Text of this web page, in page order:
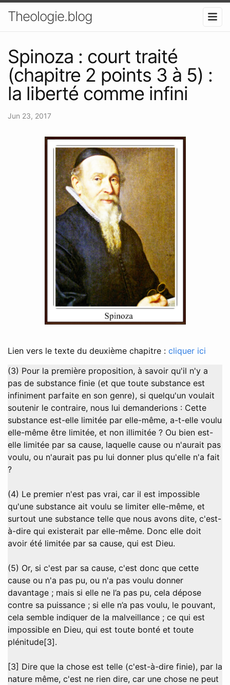
Theologie.blog
Spinoza : court traité
(chapitre 2 points 3 à 5) :
la liberté comme infini
Jun 23, 2017
Lien vers le texte du deuxième chapitre : cliquer ici
(3) Pour la première proposition, à savoir qu'il n'y a
pas de substance finie (et que toute substance est
infiniment parfaite en son genre), si quelqu'un voulait
soutenir le contraire, nous lui demanderions : Cette
substance est-elle limitée par elle-même, a-t-elle voulu
elle-même être limitée, et non illimitée ? Ou bien est-
elle limitée par sa cause, laquelle cause ou n'aurait pas
voulu, ou n'aurait pas pu lui donner plus qu'elle n'a fait
?
(4) Le premier n'est pas vrai, car il est impossible
qu'une substance ait voulu se limiter elle-même, et
surtout une substance telle que nous avons dite, c'est-
à-dire qui existerait par elle-même. Donc elle doit
avoir été limitée par sa cause, qui est Dieu.
(5) Or, si c'est par sa cause, c'est donc que cette
cause ou n'a pas pu, ou n'a pas voulu donner
davantage ; mais si elle ne l’a pas pu, cela dépose
contre sa puissance ; si elle n’a pas voulu, le pouvant,
cela semble indiquer de la malveillance ; ce qui est
impossible en Dieu, qui est toute bonté et toute
plénitude[3].
[3] Dire que la chose est telle (c'est-à-dire finie), par la
nature même, c'est ne rien dire, car une chose ne peut